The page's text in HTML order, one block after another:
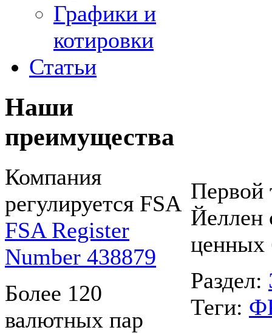
Графики и
котировки
Статьи
Наши
преимущества
Компания
регулируется FSA
FSA Register
Number 438879
Более 120
валютных пар
Первой
Йеллен
ценных
Раздел:
Теги: